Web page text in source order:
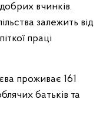
вчинків.
залежить від
праці
проживає 161
батьків та